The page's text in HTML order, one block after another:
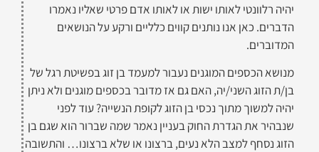
יהיה רלוונטי לאותו ישות או לאותו אדם פרטי שאליו נאמרו
הדברים. כאן אנו נותנים קווים כלליים ורקע על הנושאים
המדוברים.
מנושא הכספים המוגנים נעבור למעמד בן זוג בפשיטת רגל של
בן/ת הזוג השני/יה, האם גם אז מדובר בכספים מוגנים ולא ניתן
יהיה למשוך מתוך נכסי בן הזוג לקופת הנשייה? עוד לפני
שנבהיר את הגדרת החוק בעניין נאמר שמה שברור הוא שגם בן
הזוג נסחף למצב הלא נעים, ברצונו או שלא ברצונו… והתשובה